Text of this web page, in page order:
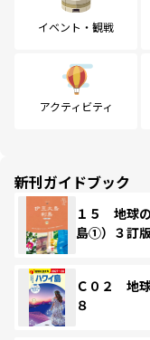
イベント・観戦
アクティビティ
新刊ガイドブック
１５ 地球
島①）３訂版
Ｃ０２ 地
８